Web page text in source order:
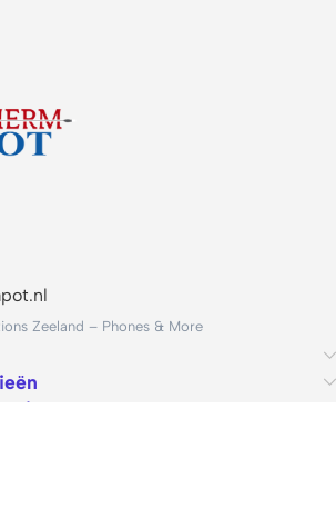
Zeeland – Phones & More